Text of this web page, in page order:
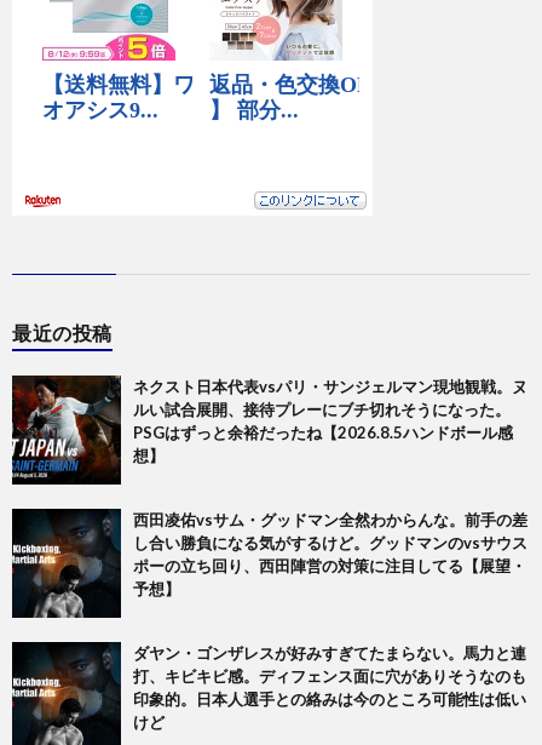
最近の投稿
ネクスト日本代表vsパリ・サンジェルマン現地観戦。ヌ
ルい試合展開、接待プレーにブチ切れそうになった。
PSGはずっと余裕だったね【2026.8.5ハンドボール感
想】
西田凌佑vsサム・グッドマン全然わからんな。前手の差
し合い勝負になる気がするけど。グッドマンのvsサウス
ポーの立ち回り、西田陣営の対策に注目してる【展望・
予想】
ダヤン・ゴンザレスが好みすぎてたまらない。馬力と連
打、キビキビ感。ディフェンス面に穴がありそうなのも
印象的。日本人選手との絡みは今のところ可能性は低い
けど